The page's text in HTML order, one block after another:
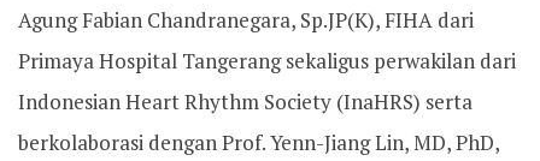
Agung Fabian Chandranegara, Sp.JP(K), FIHA dari
Primaya Hospital Tangerang sekaligus perwakilan dari
Indonesian Heart Rhythm Society (InaHRS) serta
berkolaborasi dengan Prof. Yenn-Jiang Lin, MD, PhD,